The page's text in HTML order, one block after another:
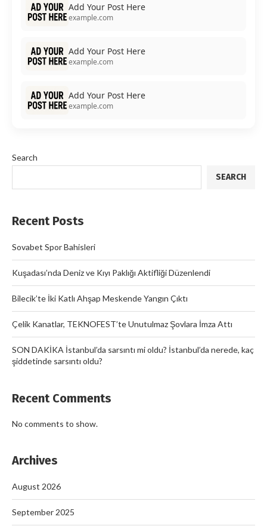
Add Your Post Here
example.com
Add Your Post Here
example.com
Add Your Post Here
example.com
Search
SEARCH
Recent Posts
Sovabet Spor Bahisleri
Kuşadası’nda Deniz ve Kıyı Paklığı Aktifliği Düzenlendi
Bilecik’te İki Katlı Ahşap Meskende Yangın Çıktı
Çelik Kanatlar, TEKNOFEST’te Unutulmaz Şovlara İmza Attı
SON DAKİKA İstanbul’da sarsıntı mi oldu? İstanbul’da nerede, kaç
şiddetinde sarsıntı oldu?
Recent Comments
No comments to show.
Archives
August 2026
September 2025